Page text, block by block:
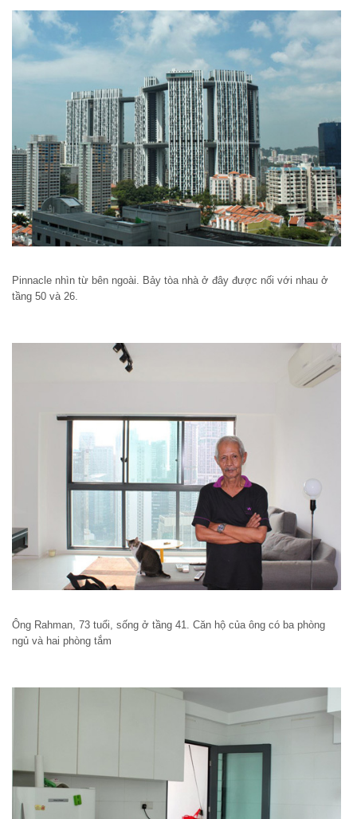
Pinnacle nhìn từ bên ngoài. Bảy tòa nhà ở đây được nối với nhau ở
tầng 50 và 26.
Ông Rahman, 73 tuổi, sống ở tầng 41. Căn hộ của ông có ba phòng
ngủ và hai phòng tắm